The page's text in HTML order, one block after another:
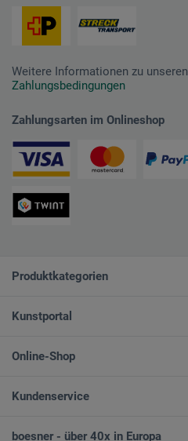
Weitere Informationen zu unseren
Zahlungsbedingungen
Zahlungsarten im Onlineshop
Produktkategorien
Kunstportal
Online-Shop
Kundenservice
boesner - über 40x in Europa